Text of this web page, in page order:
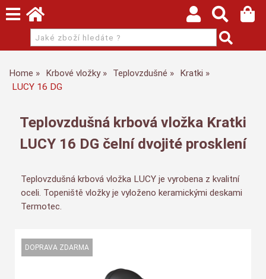
Home Krbové vložky Teplovzdušné
Kratki
LUCY 16 DG
Teplovzdušná krbová vložka Kratki
LUCY 16 DG čelní dvojité prosklení
Teplovzdušná krbová vložka LUCY je vyrobena z kvalitní
oceli. Topeniště vložky je vyloženo keramickými deskami
Termotec.